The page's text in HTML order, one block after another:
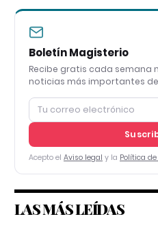
Boletín Magisterio
Recibe gratis cada semana
noticias más importantes
Acepto el Aviso legal y la Política
LAS MÁS LEÍDAS